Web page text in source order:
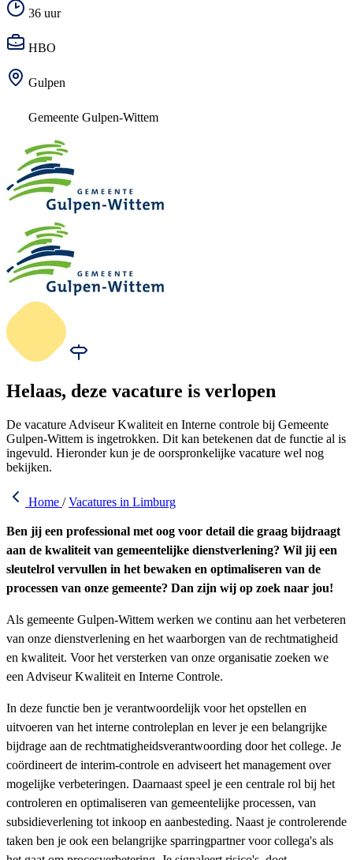
36 uur
HBO
Gulpen
Gemeente Gulpen-Wittem
Helaas, deze vacature is verlopen
De vacature Adviseur Kwaliteit en Interne controle bij Gemeente
Gulpen-Wittem is ingetrokken. Dit kan betekenen dat de functie al is
ingevuld. Hieronder kun je de oorspronkelijke vacature wel nog
bekijken.
Home / Vacatures in Limburg
Ben jij een professional met oog voor detail die graag bijdraagt
aan de kwaliteit van gemeentelijke dienstverlening? Wil jij een
sleutelrol vervullen in het bewaken en optimaliseren van de
processen van onze gemeente? Dan zijn wij op zoek naar jou!
Als gemeente Gulpen-Wittem werken we continu aan het verbeteren
van onze dienstverlening en het waarborgen van de rechtmatigheid
en kwaliteit. Voor het versterken van onze organisatie zoeken we
een Adviseur Kwaliteit en Interne Controle.
In deze functie ben je verantwoordelijk voor het opstellen en
uitvoeren van het interne controleplan en lever je een belangrijke
bijdrage aan de rechtmatigheidsverantwoording door het college. Je
coördineert de interim-controle en adviseert het management over
mogelijke verbeteringen. Daarnaast speel je een centrale rol bij het
controleren en optimaliseren van gemeentelijke processen, van
subsidieverlening tot inkoop en aanbesteding. Naast je controlerende
taken ben je ook een belangrijke sparringpartner voor collega's als